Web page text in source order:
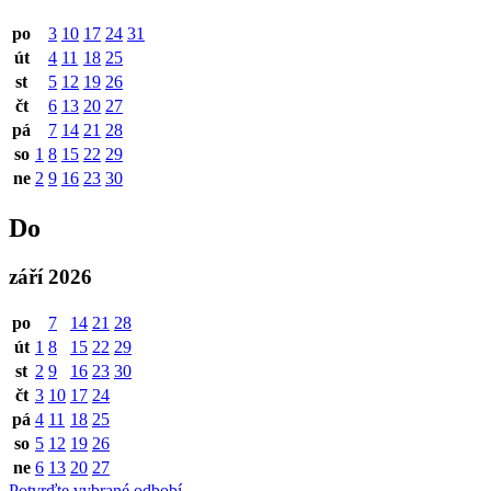
po 3 10 17 24 31
út
4 11 18 25
st
5 12 19 26
čt
6 13 20 27
pá
7 14 21 28
so 1 8 15 22 29
ne 2 9 16 23 30
Do
září 2026
po 7 14 21 28
út 1 8 15 22 29
st 2 9 16 23 30
čt 3 10 17 24
pá 4 11 18 25
so 5 12 19 26
ne 6 13 20 27